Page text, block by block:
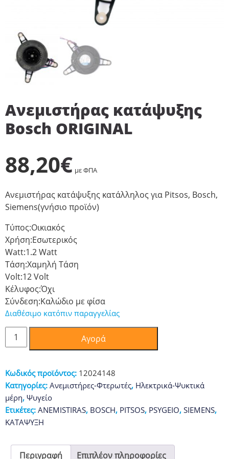
Ανεμιστήρας κατάψυξης
Bosch ORIGINAL
88,20€ με ΦΠΑ
Ανεμιστήρας κατάψυξης κατάλληλος για Pitsos, Bosch,
Siemens(γνήσιο προϊόν)
Τύπος:Οικιακός
Χρήση:Εσωτερικός
Watt:1.2 Watt
Τάση:Χαμηλή Τάση
Volt:12 Volt
Κέλυφος:Όχι
Σύνδεση:Καλώδιο με φίσα
Διαθέσιμο κατόπιν παραγγελίας
Ανεμιστήρας
κατάψυξης
ORIGINAL
ποσότητα
Αγορά
Κωδικός προϊόντος: 12024148
Κατηγορίες: Ανεμιστήρες-Φτερωτές, Ηλεκτρικά-Ψυκτικά
μέρη, Ψυγείο
Ετικέτες: ANEMISTIRAS, BOSCH, PITSOS, PSYGEIO, SIEMENS,
ΚΑΤΑΨΥΞΗ
Περιγραφή Επιπλέον πληροφορίες